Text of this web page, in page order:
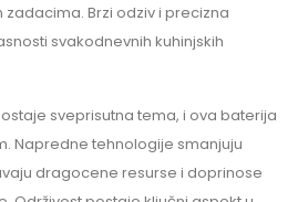
Brzi odziv i precizna
svakodnevnih kuhinjskih
sveprisutna tema, i ova baterija
Napredne tehnologije smanjuju
dragocene resurse i doprinose